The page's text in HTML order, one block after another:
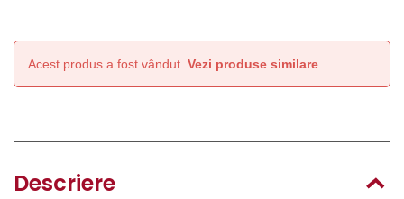
Acest produs a fost vândut. Vezi produse similare
Descriere